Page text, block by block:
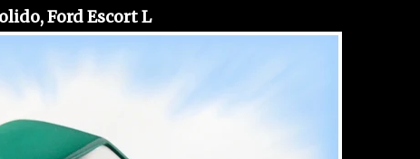
Ford Escort L